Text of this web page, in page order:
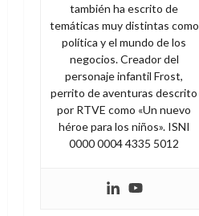
también ha escrito de
temáticas muy distintas como
política y el mundo de los
negocios. Creador del
personaje infantil Frost,
perrito de aventuras descrito
por RTVE como «Un nuevo
héroe para los niños». ISNI
0000 0004 4335 5012